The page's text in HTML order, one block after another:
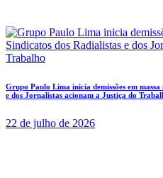
Grupo Paulo Lima inicia demissões em
e dos Jornalistas acionam a Justiça do
22 de julho de 2026